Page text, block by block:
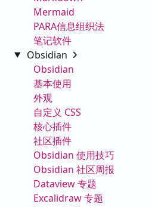
Mermaid
PARA信息组织法
笔记软件
Obsidian
Obsidian
基本使用
外观
自定义 CSS
核心插件
社区插件
Obsidian 使用技巧
Obsidian 社区周报
Dataview 专题
Excalidraw 专题